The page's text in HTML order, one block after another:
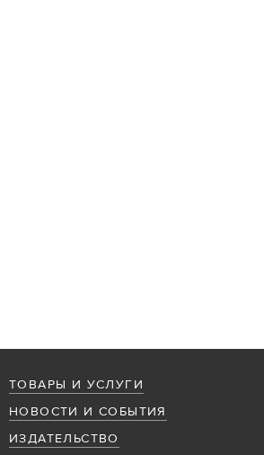
ТОВАРЫ И УСЛУГИ
НОВОСТИ И СОБЫТИЯ
ИЗДАТЕЛЬСТВО